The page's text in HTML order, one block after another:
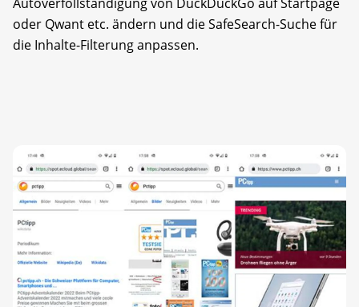
Autoverfollständigung von DuckDuckGo auf Startpage
oder Qwant etc. ändern und die SafeSearch-Suche für
die Inhalte-Filterung anpassen.